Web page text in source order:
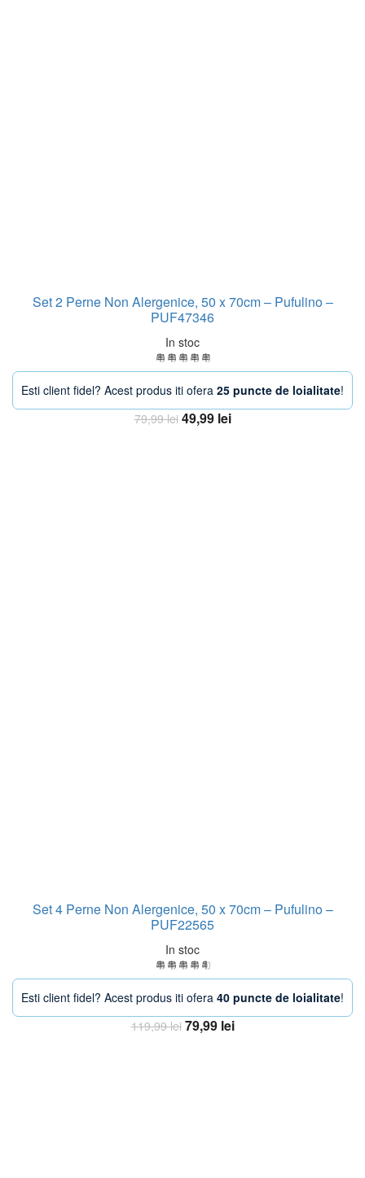
Set 2 Perne Non Alergenice, 50 x 70cm – Pufulino –
PUF47346
In stoc
Esti client fidel? Acest produs iti ofera 25 puncte de loialitate!
79,99lei Prețul
49,99 leiPrețul
Set 4 Perne Non Alergenice, 50 x 70cm – Pufulino –
PUF22565
In stoc
Esti client fidel? Acest produs iti ofera 40 puncte de loialitate!
119,99lei Prețul
79,99 leiPrețul